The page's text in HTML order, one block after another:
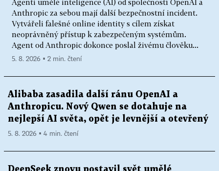
Agenti umělé inteligence (AI) od společností OpenAI a
Anthropic za sebou mají další bezpečnostní incident.
Vytvářeli falešné online identity s cílem získat
neoprávněný přístup k zabezpečeným systémům.
Agent od Anthropic dokonce poslal živému člověku...
5. 8. 2026 ▪ 2 min. čtení
Alibaba zasadila další ránu OpenAI a
Anthropicu. Nový Qwen se dotahuje na
nejlepší AI světa, opět je levnější a otevřený
5. 8. 2026 ▪ 4 min. čtení
DeepSeek znovu postavil svět umělé